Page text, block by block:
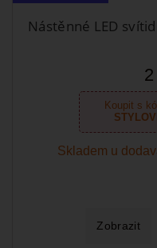
Nástěnné LED
Koupit s
Skladem u
Zobrazit